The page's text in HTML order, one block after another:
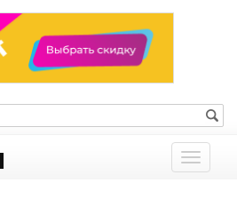
Показать
меню